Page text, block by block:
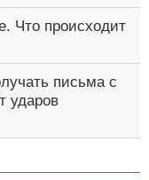
Что происходит
письма с
ударов